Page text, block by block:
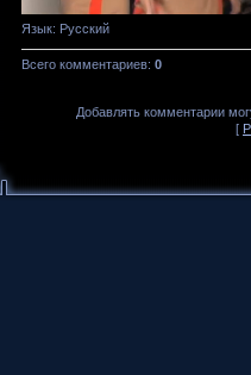
Язык: Русский
Всего комментариев: 0
Добавлять комментарии
[